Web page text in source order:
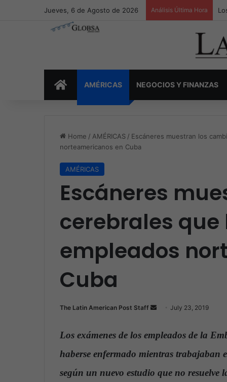
Jueves, 6 de Agosto de 2026 Análisis Última Hora
INICIOAMÉRICAS NEGOCIOS Y FINANZAS
Home / AMÉRICAS / Escáneres muestran los
norteamericanos en Cuba
AMÉRICAS
Escáneres
cerebrales
empleados
Cuba
The Latin American Post Staff
n
a
July 23, 2019
Los exámenes de los empleados de la
haberse enfermado mientras trabajaban
según un nuevo estudio que no resuelve